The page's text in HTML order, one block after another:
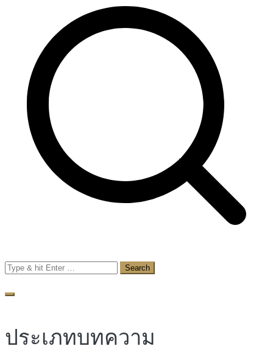
Search
for:
ประเภทบทความ